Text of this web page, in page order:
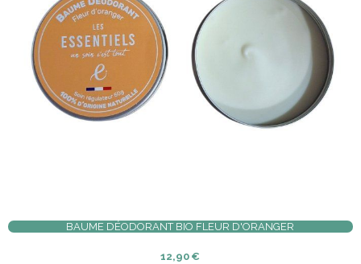
BAUME DÉODORANT BIO FLEUR D'ORANGER
12,90 €